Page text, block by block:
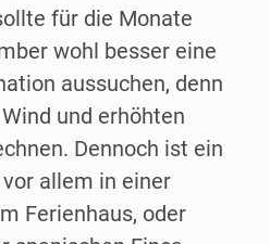
für die Monate
wohl besser eine
aussuchen, denn
und erhöhten
Dennoch ist ein
allem in einer
Ferienhaus, oder